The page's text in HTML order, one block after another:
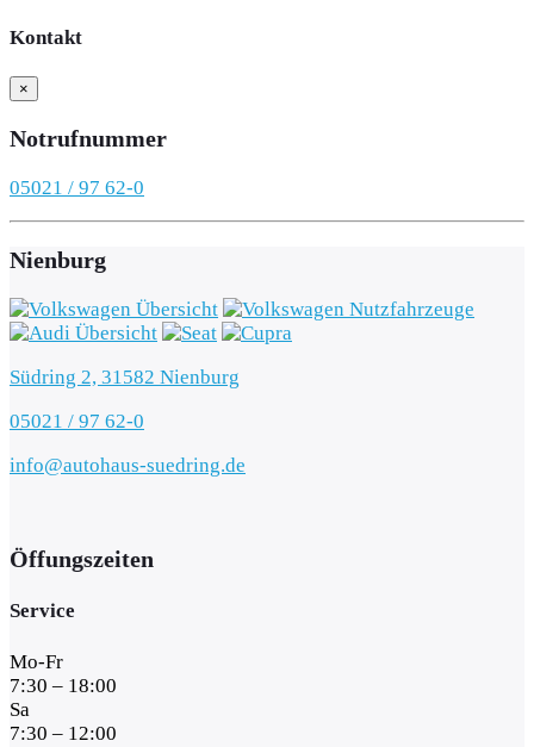
Kontakt
×
Notrufnummer
05021 / 97 62-0
Nienburg
Südring 2, 31582 Nienburg
05021 / 97 62-0
info@autohaus-suedring.de
Öffungszeiten
Service
Mo-Fr
7:30 – 18:00
Sa
7:30 – 12:00